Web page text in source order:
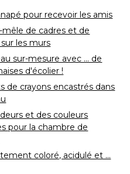
pour recevoir les amis
mêle de cadres et de
les murs
sur-mesure avec ... de
d'écolier !
de crayons encastrés dans
et des couleurs
pour la chambre de
coloré, acidulé et ...